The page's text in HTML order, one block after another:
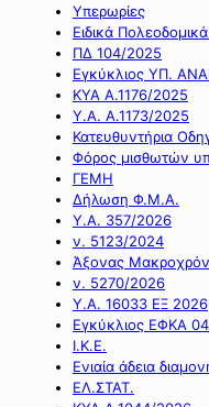
Υπερωρίες
Ειδικά
ΠΔ 104/2025
Εγκύκλιος ΥΠ.
ΚΥΑ Α.1176/2025
Υ.Α. Α.1173/2025
Κατευθυντήρια
Φόρος μισθωτών
ΓΕΜΗ
Δήλωση Φ.Μ.Α.
Υ.Α. 357/2026
ν. 5123/2024
Άξονας
ν. 5270/2026
Υ.Α. 16033 ΕΞ 2026
Εγκύκλιος ΕΦΚΑ
Ι.Κ.Ε.
Ενιαία άδεια
ΕΛ.ΣΤΑΤ.